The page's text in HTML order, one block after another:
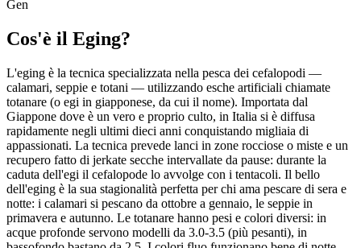
Gen
Cos'è il Eging?
L'eging è la tecnica specializzata nella pesca dei cefalopodi —
calamari, seppie e totani — utilizzando esche artificiali chiamate
totanare (o egi in giapponese, da cui il nome). Importata dal
Giappone dove è un vero e proprio culto, in Italia si è diffusa
rapidamente negli ultimi dieci anni conquistando migliaia di
appassionati. La tecnica prevede lanci in zone rocciose o miste e un
recupero fatto di jerkate secche intervallate da pause: durante la
caduta dell'egi il cefalopode lo avvolge con i tentacoli. Il bello
dell'eging è la sua stagionalità perfetta per chi ama pescare di sera e
notte: i calamari si pescano da ottobre a gennaio, le seppie in
primavera e autunno. Le totanare hanno pesi e colori diversi: in
acque profonde servono modelli da 3.0-3.5 (più pesanti), in